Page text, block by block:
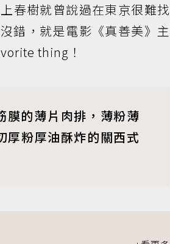
春樹就曾說過在東京很難找
錯，就是電影《真善美》主
thing！
的薄片肉排，薄粉薄
厚粉厚油酥炸的關西式